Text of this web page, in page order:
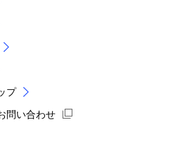
プ
問い合わせ